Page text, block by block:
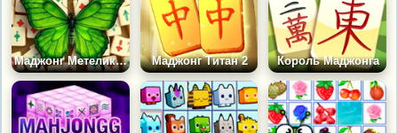
Маджонг Метелики 3 Маджонг Титан 2 Король Маджонга